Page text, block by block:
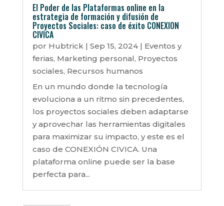
El Poder de las Plataformas online en la
estrategia de formación y difusión de
Proyectos Sociales: caso de éxito CONEXION
CIVICA
por Hubtrick | Sep 15, 2024| Eventos y
ferias, Marketing personal, Proyectos
sociales, Recursos humanos
En un mundo donde la tecnología
evoluciona a un ritmo sin precedentes,
los proyectos sociales deben adaptarse
y aprovechar las herramientas digitales
para maximizar su impacto, y este es el
caso de CONEXIÓN CIVICA. Una
plataforma online puede ser la base
perfecta para...